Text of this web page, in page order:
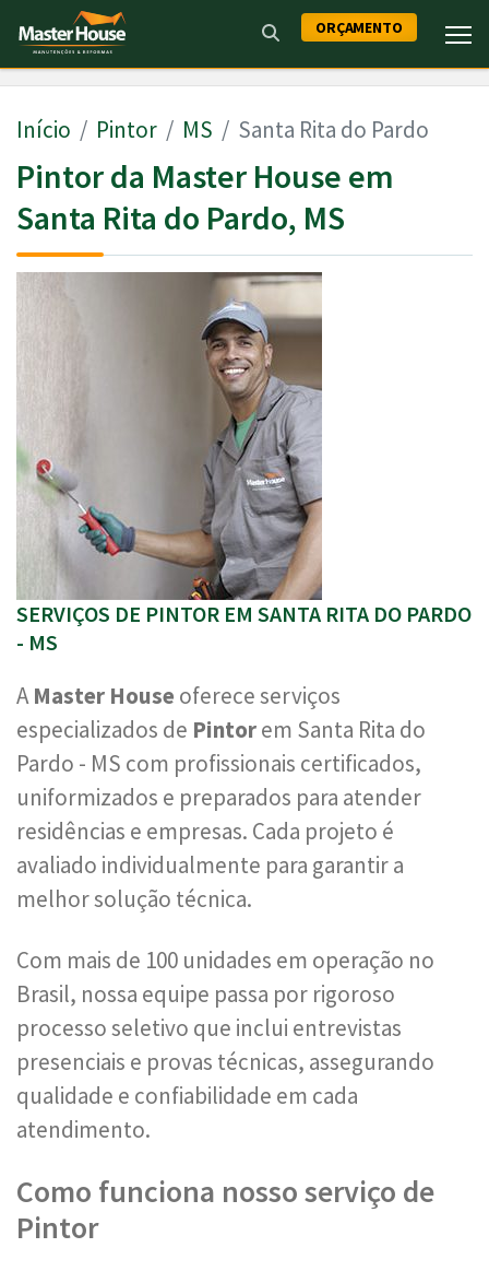
ORÇAMENTO
Início Pintor MS Santa Rita do Pardo
Pintor da Master House em
Santa Rita do Pardo, MS
SERVIÇOS DE PINTOR EM SANTA RITA DO PARDO
- MS
AMaster House oferece serviços
especializados de Pintorem Santa Rita do
Pardo - MS com profissionais certificados,
uniformizados e preparados para atender
residências e empresas. Cada projeto é
avaliado individualmente para garantir a
melhor solução técnica.
Com mais de 100 unidades em operação no
Brasil, nossa equipe passa por rigoroso
processo seletivo que inclui entrevistas
presenciais e provas técnicas, assegurando
qualidade e confiabilidade em cada
atendimento.
Como funciona nosso serviço de
Pintor